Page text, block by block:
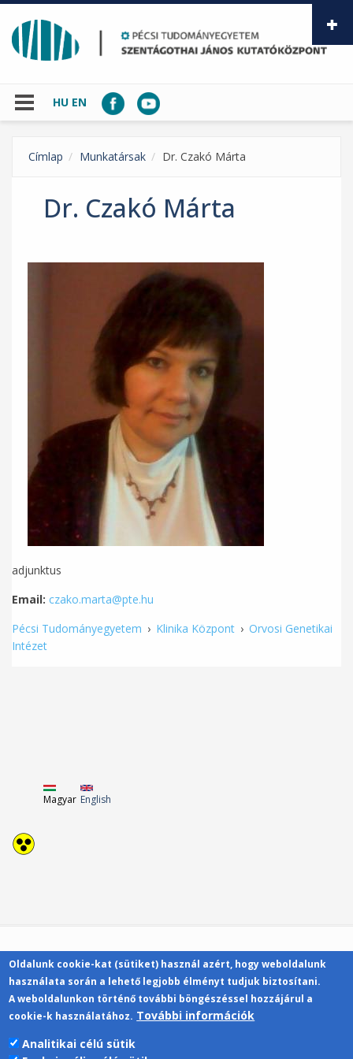
Ugrás a tartalomra
HU EN
Címlap Munkatársak Dr. Czakó Márta
Dr. Czakó Márta
adjunktus
Email: czako.marta@pte.hu
Pécsi Tudományegyetem › Klinika Központ › Orvosi Genetikai
Intézet
Magyar English
Kapcsolat
Oldalunk cookie-kat (sütiket) használ azért, hogy weboldalunk
használata során a lehető legjobb élményt tudjuk biztosítani.
A weboldalunkon történő további böngészéssel hozzájárul a
cookie-k használatához. További információk
Analitikai célú sütik